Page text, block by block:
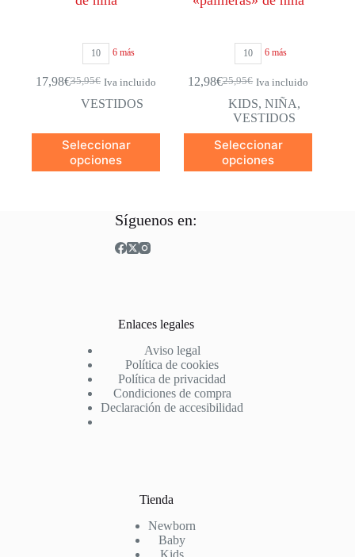
10 6 más
35,95€
El
precio
era:
35,95€.
17,98€El
precio
es:
17,98€.
Iva incluido
VESTIDOS
Seleccionar
opciones
Este
producto
tiene
opciones
pueden
10 6 más
25,95€
El
precio
original
era:
25,95€.
12,98€El
precio
actual
es:
12,98€.
Iva incluido
KIDS, NIÑA,
VESTIDOS
Seleccionar
opciones
Este
producto
tiene
Síguenos en:
Enlaces legales
Aviso legal
Política de cookies
Política de privacidad
Condiciones de compra
Declaración de accesibilidad
Tienda
Newborn
Baby
Kids